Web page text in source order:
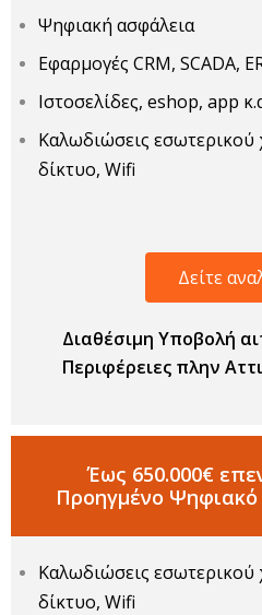
Ψηφιακή ασφάλεια
Εφαρμογές CRM, SCADA,
Ιστοσελίδες, eshop, app
Καλωδιώσεις
δίκτυο, Wifi
Δείτε
Διαθέσιμη Υποβολή
Περιφέρειες πλην
Έως 650.000€
Προηγμένο
Καλωδιώσεις
δίκτυο, Wifi